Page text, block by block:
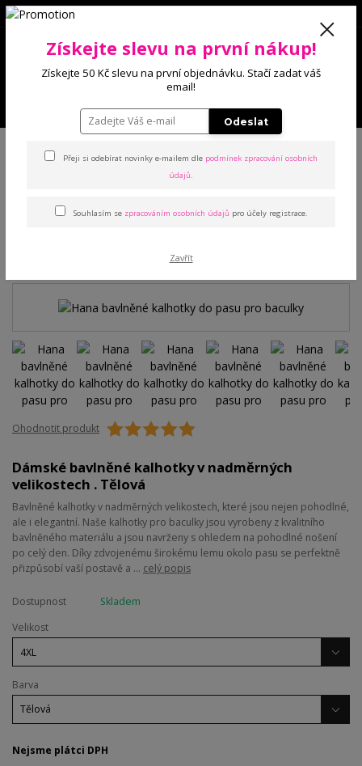
0 Kč
pasu pro baculky
Ohodnotit produkt
Dámské bavlněné kalhotky v nadměrných
velikostech . Tělová
Bavlněné kalhotky v nadměrných velikostech, které jsou nejen pohodlné,
ale i elegantní. Naše kalhotky pro baculky jsou vyrobeny z kvalitního
bavlněného materiálu a jsou navrženy s ohledem na pohodlné nošení
po celý den. Díky zdvojenému širokému lemu okolo pasu se perfektně
přizpůsobí vaší postavě a ... celý popis
Dostupnost
Skladem
Velikost
Barva
Nejsme plátci DPH
Získejte slevu na první nákup!
Získejte 50 Kč slevu na první objednávku. Stačí zadat váš
email!
Odeslat
Přeji si odebírat novinky e-mailem dle podmínek zpracování osobních
údajů.
Souhlasím se zpracováním osobních údajů pro účely registrace.
Zavřít